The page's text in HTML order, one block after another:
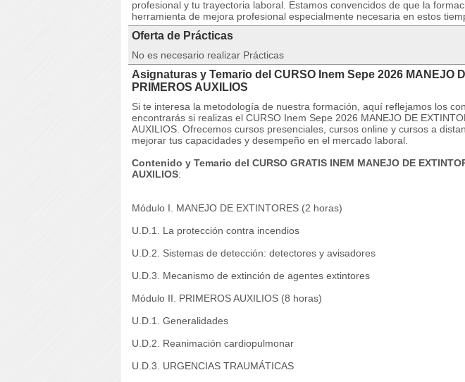
profesional y tu trayectoria laboral. Estamos convencidos de que la
herramienta de mejora profesional especialmente necesaria en estos
Oferta de Prácticas
No es necesario realizar Prácticas
Asignaturas y Temario del CURSO Inem Sepe 2026 MANEJO
PRIMEROS AUXILIOS
Si te interesa la metodología de nuestra formación, aquí reflejamos los
encontrarás si realizas el CURSO Inem Sepe 2026 MANEJO DE
AUXILIOS. Ofrecemos cursos presenciales, cursos online y cursos a
mejorar tus capacidades y desempeño en el mercado laboral.
Contenido y Temario del CURSO GRATIS INEM MANEJO DE
AUXILIOS:
Módulo I. MANEJO DE EXTINTORES (2 horas)
U.D.1. La protección contra incendios
U.D.2. Sistemas de detección: detectores y avisadores
U.D.3. Mecanismo de extinción de agentes extintores
Módulo II. PRIMEROS AUXILIOS (8 horas)
U.D.1. Generalidades
U.D.2. Reanimación cardiopulmonar
U.D.3. URGENCIAS TRAUMÁTICAS